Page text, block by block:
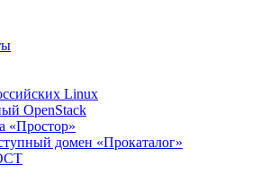
Linux
OpenStack
«Простор»
домен «Прокаталог»